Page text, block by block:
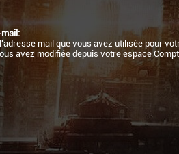
mail que vous avez utilisée pour
avez modifiée depuis votre espace